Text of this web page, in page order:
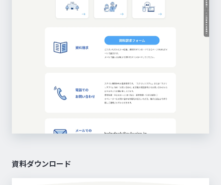
資料ダウンロード